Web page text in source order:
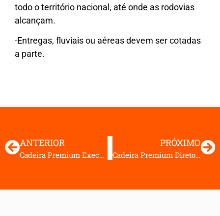
todo o território nacional, até onde as rodovias
alcançam.
-Entregas, fluviais ou aéreas devem ser cotadas
a parte.
ANTERIOR
Cadeira Premium Executiva Aproximação em S
PRÓXIMO
Cadeira Premium Diretor Aproximação em S